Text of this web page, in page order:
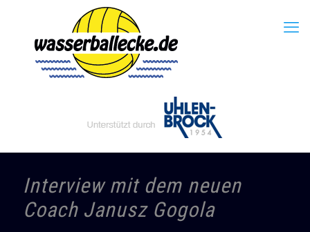
Interview mit dem neuen
Coach Janusz Gogola